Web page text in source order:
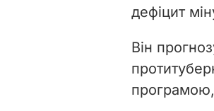
дефіцит
Він
програмою,